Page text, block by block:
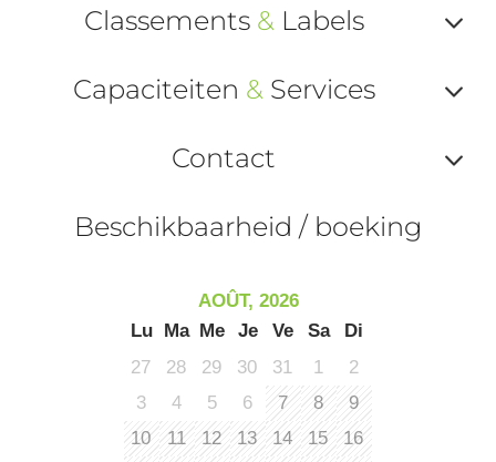
Classements &Labels
ou
Capaciteiten &Services
ou
Contact
Beschikbaarheid / boeking
AOÛT, 2026
Lu
Ma Me Je Ve Sa
Di
27
28 29 30 31 1
2
3
4 5 6 7 8
9
10
11 12 13 14 15
16